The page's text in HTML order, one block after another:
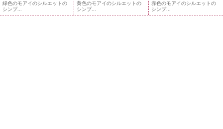
緑色のモアイのシルエットの
シンプ...
黄色のモアイのシルエットの
シンプ...
赤色のモアイのシルエットの
シンプ...